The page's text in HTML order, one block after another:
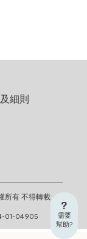
需要
幫助?
所有 不得轉載
01-04905
細則